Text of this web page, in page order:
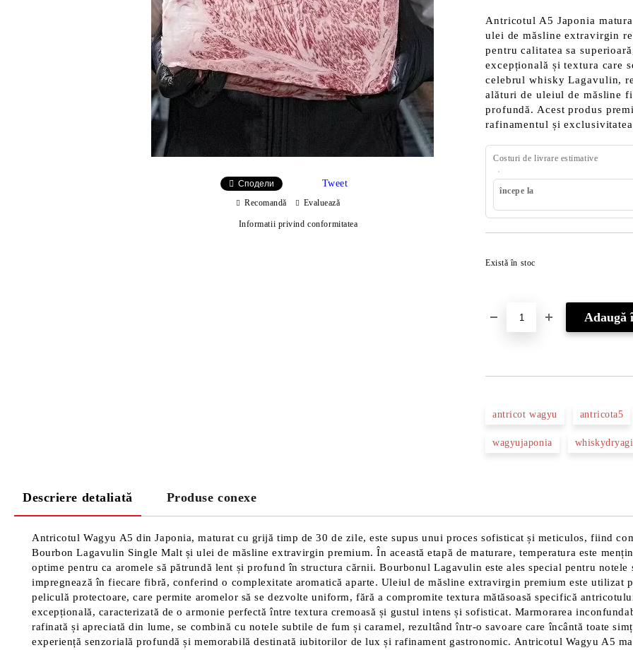
Antricotul A5 Japonia
ulei de măsline extravirgin
pentru calitatea sa
excepțională și textura care
celebrul whisky Lagavulin,
alături de uleiul de măsline
profundă. Acest produs
rafinamentul și
Costuri de livrare estimative
începe la
Există în stoc
antricot wagyu antricota5
wagyujaponia
Сподели Tweet
Recomandă Evaluează
Informatii privind conformitatea
Descriere detaliată Produse conexe
Antricotul Wagyu A5 din Japonia, maturat cu grijă timp de 30 de zile, este supus unui proces sofisticat și meticulos, fiind
Bourbon Lagavulin Single Malt și ulei de măsline extravirgin premium. În această etapă de maturare, temperatura este
optime pentru ca aromele să pătrundă lent și profund în structura cărnii. Bourbonul Lagavulin este ales special pentru
impregnează în fiecare fibră, conferind o complexitate aromatică aparte. Uleiul de măsline extravirgin premium este utilizat
peliculă protectoare, care permite aromelor să se dezvolte uniform, fără a compromite textura mătăsoasă specifică
excepțională, caracterizată de o armonie perfectă între textura cremoasă și gustul intens și sofisticat. Marmorarea
rafinată și apreciată din lume, se combină cu notele subtile de fum și caramel, rezultând într-o savoare care încântă toate
experiență senzorială profundă și memorabilă destinată iubitorilor de lux și rafinament gastronomic. Antricotul Wagyu A5